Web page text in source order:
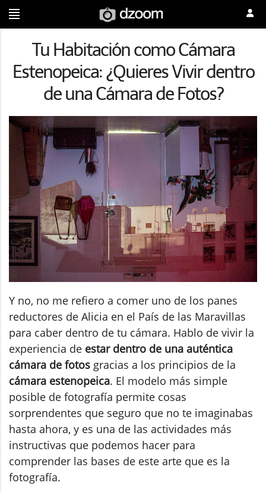
Tu Habitación como Cámara
Estenopeica: ¿Quieres Vivir dentro
de una Cámara de Fotos?
Y no, no me refiero a comer uno de los panes
reductores de Alicia en el País de las Maravillas
para caber dentro de tu cámara. Hablo de vivir la
experiencia de estar dentro de una auténtica
cámara de fotos gracias a los principios de la
cámara estenopeica. El modelo más simple
posible de fotografía permite cosas
sorprendentes que seguro que no te imaginabas
hasta ahora, y es una de las actividades más
instructivas que podemos hacer para
comprender las bases de este arte que es la
fotografía.